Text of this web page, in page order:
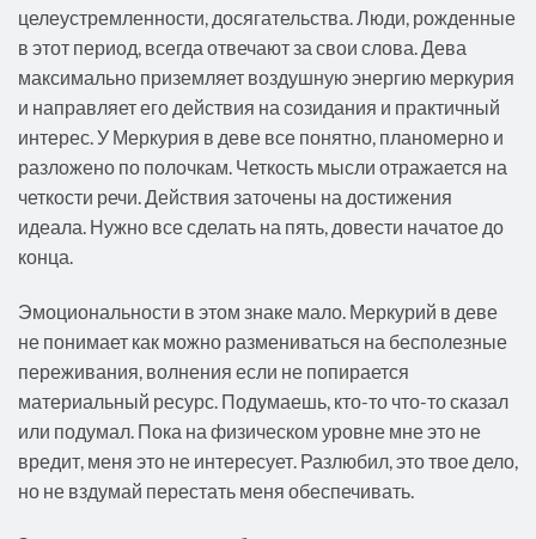
целеустремленности, досягательства. Люди, рожденные
в этот период, всегда отвечают за свои слова. Дева
максимально приземляет воздушную энергию меркурия
и направляет его действия на созидания и практичный
интерес. У Меркурия в деве все понятно, планомерно и
разложено по полочкам. Четкость мысли отражается на
четкости речи. Действия заточены на достижения
идеала. Нужно все сделать на пять, довести начатое до
конца.
Эмоциональности в этом знаке мало. Меркурий в деве
не понимает как можно размениваться на бесполезные
переживания, волнения если не попирается
материальный ресурс. Подумаешь, кто-то что-то сказал
или подумал. Пока на физическом уровне мне это не
вредит, меня это не интересует. Разлюбил, это твое дело,
но не вздумай перестать меня обеспечивать.